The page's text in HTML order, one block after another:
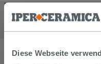
Diese Webseite
Waschtischarmatur an der
glänzend
267,90€ /stk